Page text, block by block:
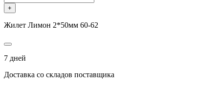
+
Жилет Лимон 2*50мм 60-62
7 дней
Доставка со складов поставщика